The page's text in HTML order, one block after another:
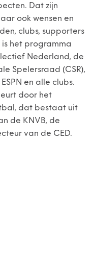
Dat zijn
ook wensen en
clubs, supporters
is het programma
Nederland, de
Spelersraad (CSR),
en alle clubs.
door het
dat bestaat uit
de KNVB, de
van de CED.